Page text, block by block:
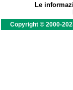
Le
Copyright © 2000-